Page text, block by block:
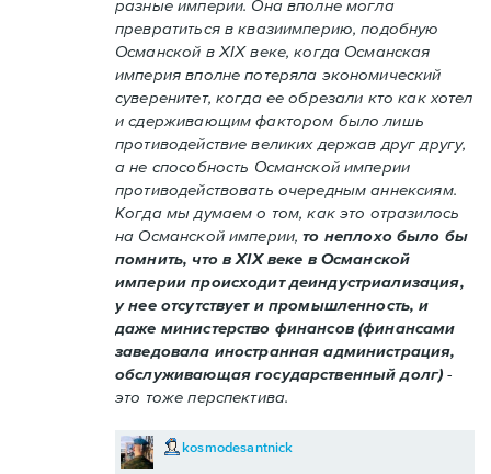
разные империи. Она вполне могла
превратиться в квазиимперию, подобную
Османской в XIX веке, когда Османская
империя вполне потеряла экономический
суверенитет, когда ее обрезали кто как хотел
и сдерживающим фактором было лишь
противодействие великих держав друг другу,
а не способность Османской империи
противодействовать очередным аннексиям.
Когда мы думаем о том, как это отразилось
на Османской империи,то неплохо было бы
помнить, что в XIX веке в Османской
империи происходит деиндустриализация,
у нее отсутствует и промышленность, и
даже министерство финансов (финансами
заведовала иностранная администрация,
обслуживающая государственный долг)-
это тоже перспектива.
kosmodesantnick